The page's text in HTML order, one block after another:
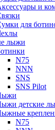
и
для
лыжи
N75
NNN
SNS
SNS Pilot
детские
N75